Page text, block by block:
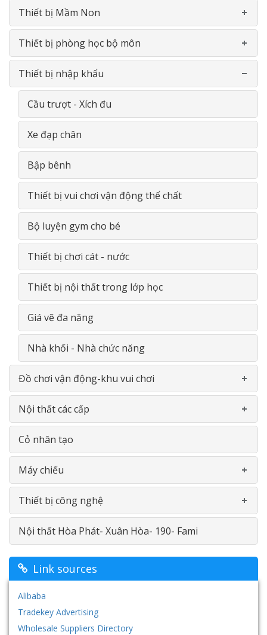
Thiết bị Mầm Non
Bàn-Ghế mầm non
Đồ chơi nhựa theo thông tư
Phản Gỗ- Giường lưới
Đồ chơi thông minh gỗ
Giá- Kệ- Tủ- GỖ
Thiết bị phòng học bộ môn
Phòng học ngoại ngữ
Phòng học bộ môn Vật Lý
Phòng học bộ môn Sinh Học
Phòng học đa năng
Thiết bị Tiểu học
Thiết bị THCS
Thiết bị THPT
Thiết bị nhập khẩu
Cầu trượt - Xích đu
Xe đạp chân
Bập bênh
Thiết bị vui chơi vận động thể chất
Bộ luyện gym cho bé
Thiết bị chơi cát - nước
Thiết bị nội thất trong lớp học
Giá vẽ đa năng
Nhà khối - Nhà chức năng
Đồ chơi vận động-khu vui chơi
Khu liên hoàn
Thể chât đa năng
Bập bênh- Thú nhún
Thiết bị vận động
Linh kiện
Đồ chơi ngoài trời
Nội thất các cấp
Gía- Kệ - Thiết bị nhà bếp- INOX
Bàn ghế
Bảng
Nội thât thư viện
Giường tầng
Tủ- Giá- Kệ - Sắt
Nội thất nhựa
Cỏ nhân tạo
Máy chiếu
Máy chiếu Viewsonic
Máy chiếu Optoma
Máy chiếu Vivitek
Máy chiếu vật thể Aver
Thiết bị công nghệ
Máy in
Màn hình cảm ứng
Hệ thống âm thanh- loa đài
Hệ thống máy tính - Phần mềm học ngoại ngữ-
Nội thất Hòa Phát- Xuân Hòa- 190- Fami
Link sources
Alibaba
Tradekey Advertising
Wholesale Suppliers Directory